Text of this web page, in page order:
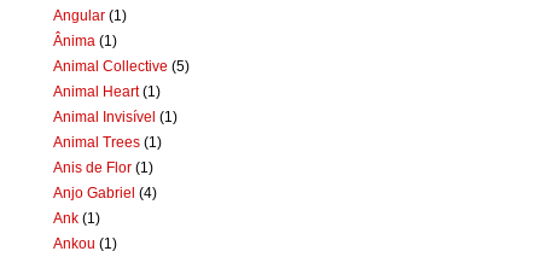
Angular (1)
Ânima (1)
Animal Collective (5)
Animal Heart (1)
Animal Invisível (1)
Animal Trees (1)
Anis de Flor (1)
Anjo Gabriel (4)
Ank (1)
Ankou (1)